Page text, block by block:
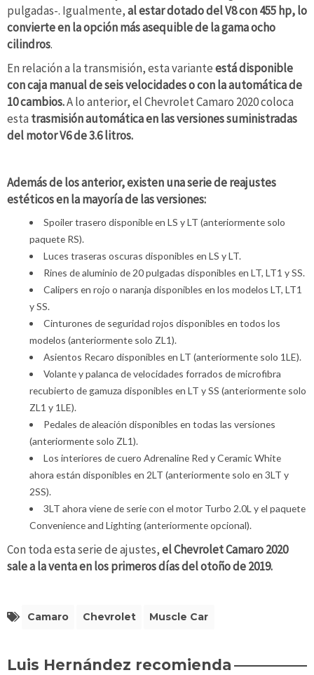
pulgadas-. Igualmente,al estar dotado del V8 con 455 hp, lo
convierte en la opción más asequible de la gama ocho
cilindros.
En relación a la transmisión, esta varianteestá disponible
con caja manual de seis velocidades o con la automática de
10 cambios.A lo anterior, el Chevrolet Camaro 2020 coloca
esta trasmisión automática en las versiones suministradas
del motor V6 de 3.6 litros.
Además de los anterior, existen una serie de reajustes
estéticos en la mayoría de las versiones:
Spoiler trasero disponible en LS y LT (anteriormente solo
paquete RS).
Luces traseras oscuras disponibles en LS y LT.
Rines de aluminio de 20 pulgadas disponibles en LT, LT1 y SS.
Calipers en rojo o naranja disponibles en los modelos LT, LT1
y SS.
Cinturones de seguridad rojos disponibles en todos los
modelos (anteriormente solo ZL1).
Asientos Recaro disponibles en LT (anteriormente solo 1LE).
Volante y palanca de velocidades forrados de microfibra
recubierto de gamuza disponibles en LT y SS (anteriormente solo
ZL1 y 1LE).
Pedales de aleación disponibles en todas las versiones
(anteriormente solo ZL1).
Los interiores de cuero Adrenaline Red y Ceramic White
ahora están disponibles en 2LT (anteriormente solo en 3LT y
2SS).
3LT ahora viene de serie con el motor Turbo 2.0L y el paquete
Convenience and Lighting (anteriormente opcional).
Con toda esta serie de ajustes,el Chevrolet Camaro 2020
sale a la venta en los primeros días del otoño de 2019.
Camaro Chevrolet Muscle Car
Luis Hernández recomienda